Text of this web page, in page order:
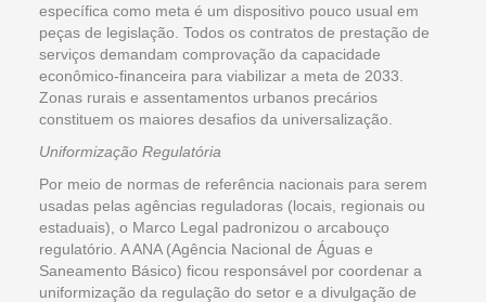
específica como meta é um dispositivo pouco usual em
peças de legislação. Todos os contratos de prestação de
serviços demandam comprovação da capacidade
econômico-financeira para viabilizar a meta de 2033.
Zonas rurais e assentamentos urbanos precários
constituem os maiores desafios da universalização.
Uniformização Regulatória
Por meio de normas de referência nacionais para serem
usadas pelas agências reguladoras (locais, regionais ou
estaduais), o Marco Legal padronizou o arcabouço
regulatório. A ANA (Agência Nacional de Águas e
Saneamento Básico) ficou responsável por coordenar a
uniformização da regulação do setor e a divulgação de